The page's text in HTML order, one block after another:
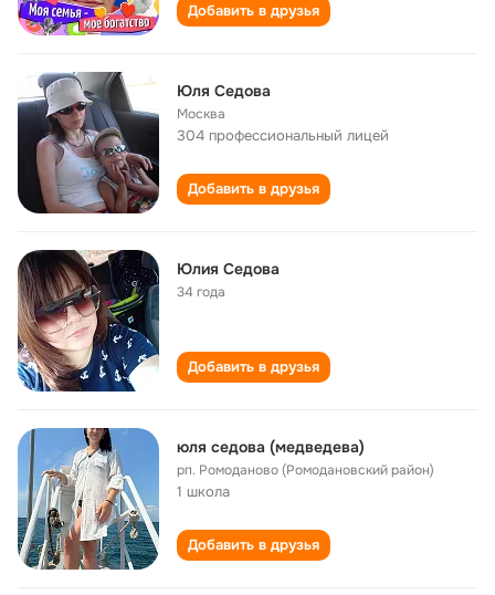
Добавить в друзья
Юля Седова
Москва
304 профессиональный лицей
Добавить в друзья
Юлия Седова
34 года
Добавить в друзья
юля седова (медведева)
рп. Ромоданово (Ромодановский район)
1 школа
Добавить в друзья